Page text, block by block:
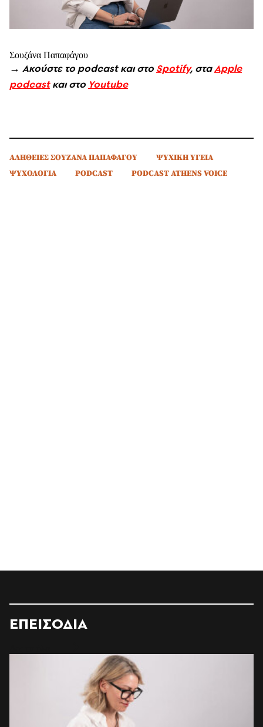
Σουζάνα Παπαφάγου
→ Ακούστε το podcast και στο Spotify, σταApple
podcastκαι στο Youtube
ΑΛΗΘΕΙΕΣ ΣΟΥΖΑΝΑ ΠΑΠΑΦΑΓΟΥ
ΨΥΧΙΚΗ ΥΓΕΙΑ
ΨΥΧΟΛΟΓΙΑ
PODCAST PODCAST ATHENS VOICE
ΕΠΕΙΣΟΔΙΑ